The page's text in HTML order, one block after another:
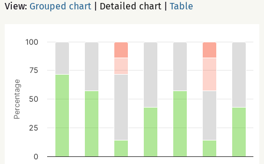
View: Grouped chart Detailed chart Table
Percentage
0
25
50
75
100